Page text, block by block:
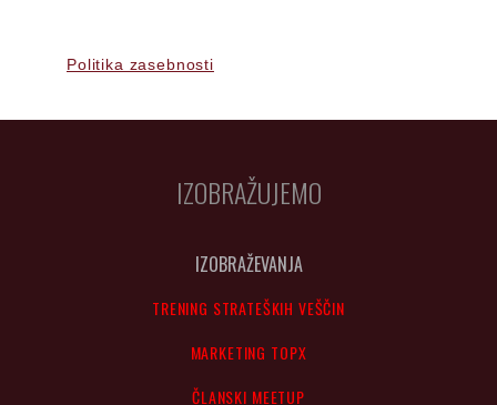
Politika zasebnosti
IZOBRAŽUJEMO
IZOBRAŽEVANJA
TRENING STRATEŠKIH VEŠČIN
MARKETING TOPX
ČLANSKI MEETUP